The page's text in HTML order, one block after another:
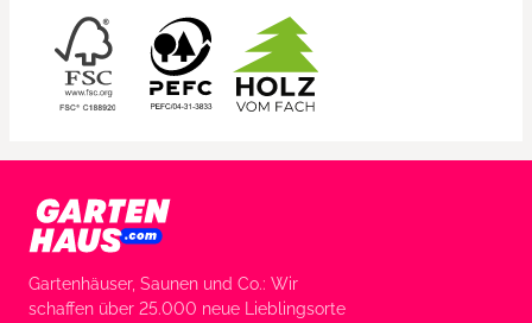
Gartenhäuser, Saunen und Co.: Wir
schaffen über 25.000 neue Lieblingsorte